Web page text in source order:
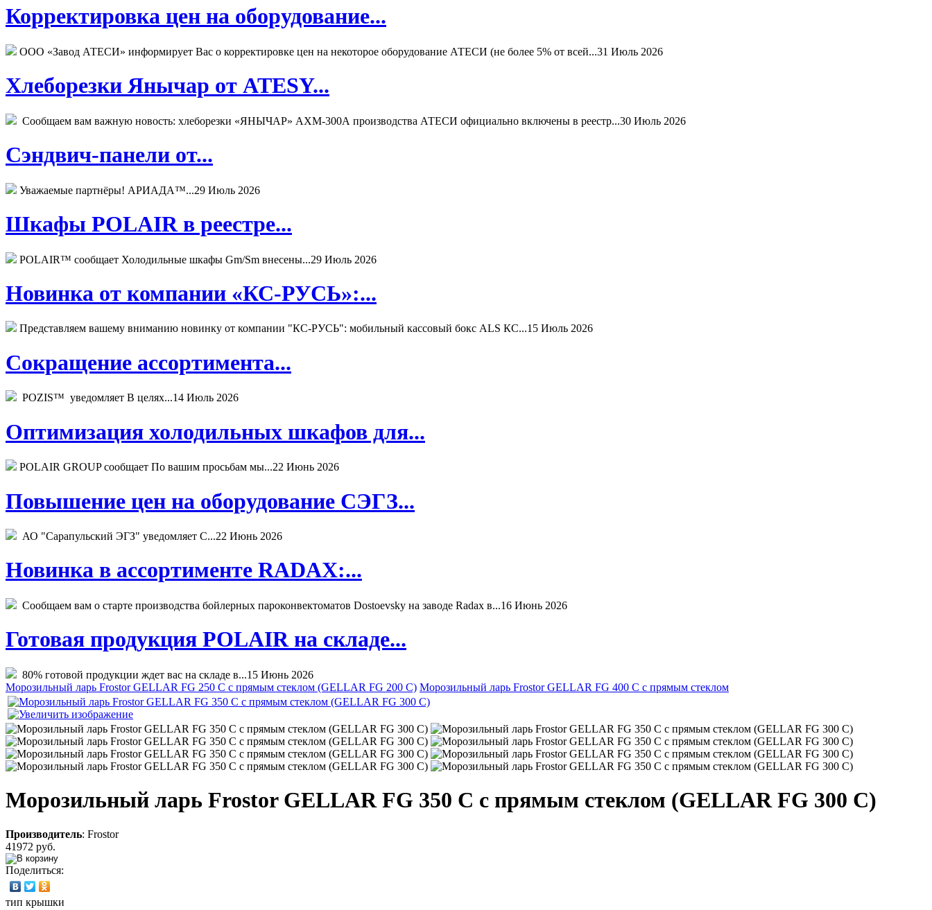
Корректировка цен на оборудование...
ООО «Завод АТЕСИ» информирует Вас о корректировке цен на некоторое оборудование АТЕСИ (не более 5% от всей...31 Июль 2026
Хлеборезки Янычар от ATESY...
Сообщаем вам важную новость: хлеборезки «ЯНЫЧАР» АХМ-300А производства АТЕСИ официально включены в реестр...30 Июль 2026
Сэндвич-панели от...
Уважаемые партнёры! АРИАДА™...29 Июль 2026
Шкафы POLAIR в реестре...
POLAIR™ сообщает Холодильные шкафы Gm/Sm внесены...29 Июль 2026
Новинка от компании «КС-РУСЬ»:...
Представляем вашему вниманию новинку от компании "КС-РУСЬ": мобильный кассовый бокс ALS КС...15 Июль 2026
Сокращение ассортимента...
POZIS™ уведомляет В целях...14 Июль 2026
Оптимизация холодильных шкафов для...
POLAIR GROUP сообщает По вашим просьбам мы...22 Июнь 2026
Повышение цен на оборудование СЭГЗ...
АО "Сарапульский ЭГЗ" уведомляет С...22 Июнь 2026
Новинка в ассортименте RADAX:...
Сообщаем вам о старте производства бойлерных пароконвектоматов Dostoevsky на заводе Radax в...16 Июнь 2026
Готовая продукция POLAIR на складе...
80% готовой продукции ждет вас на складе в...15 Июнь 2026
Морозильный ларь Frostor GELLAR FG 250 C с прямым стеклом (GELLAR FG 200 C) Морозильный ларь Frostor GELLAR FG 400 C с прямым стеклом
Морозильный ларь Frostor GELLAR FG 350 C с прямым стеклом (GELLAR FG 300 C)
Производитель: Frostor
41972 руб.
Поделиться:
тип крышки